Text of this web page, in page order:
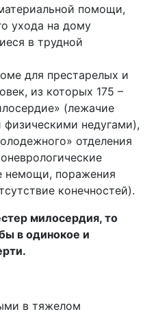
помощи,
ухода на дому
в трудной
для престарелых и
из которых 175 –
(лежачие
недугами),
отделения
немощи, поражения
конечностей).
милосердия, то
в одинокое и
в тяжелом